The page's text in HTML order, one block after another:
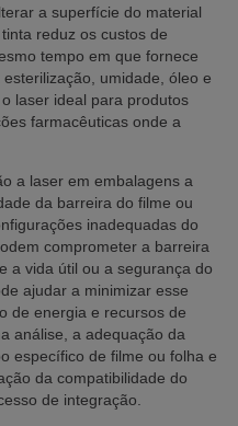
a superfície do material
reduz os custos de
tempo em que fornece
umidade, óleo e
laser ideal para produtos
farmacêuticas onde a
a laser em embalagens a
da barreira do filme ou
inadequadas do
comprometer a barreira
a vida útil ou a segurança do
ajudar a minimizar esse
de energia e recursos de
análise, a adequação da
específico de filme ou folha e
da compatibilidade do
de integração.